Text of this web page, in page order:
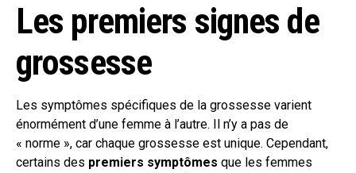
Les premiers signes de
grossesse
Les symptômes spécifiques de la grossesse varient
énormément d’une femme à l’autre. Il n’y a pas de
« norme », car chaque grossesse est unique. Cependant,
certains des premiers symptômes que les femmes